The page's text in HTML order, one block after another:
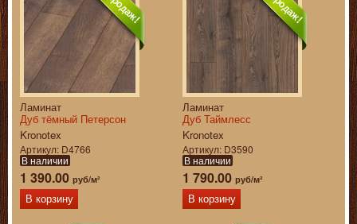
Ламинат
Дуб тёмный Петерсон
Kronotex
Артикул D4766
В наличии
1 390.00 руб/м²
В корзину
Ламинат
Дуб Таймлесс
Kronotex
Артикул D3590
В наличии
1 790.00 руб/м²
В корзину